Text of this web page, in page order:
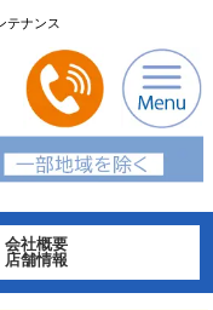
テナンス
会社概要
店舗情報